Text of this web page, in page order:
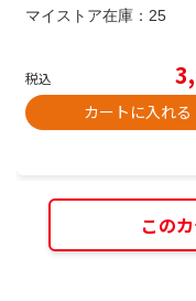
マイストア在庫： 25
税込
カートに入れる
この